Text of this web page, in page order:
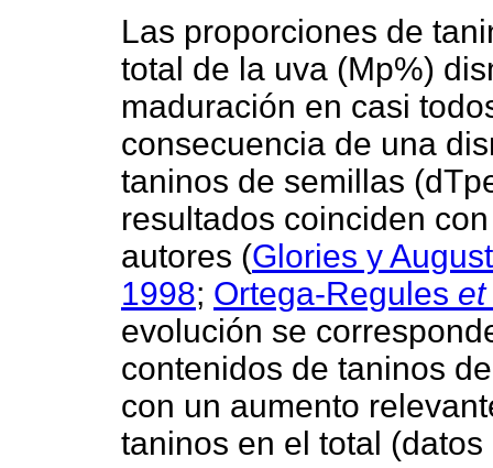
Las proporciones de
total de la uva (Mp%)
maduración en casi
consecuencia de una
taninos de semillas
resultados coinciden
autores (Glories y
1998; Ortega-Regules et
evolución se
contenidos de taninos
con un aumento
taninos en el total